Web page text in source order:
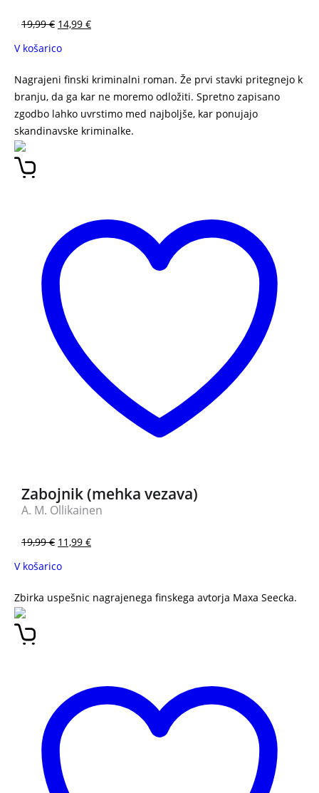
19,99€ 14,99 €
V košarico
Nagrajeni finski kriminalni roman. Že prvi stavki pritegnejo k
branju, da ga kar ne moremo odložiti. Spretno zapisano
zgodbo lahko uvrstimo med najboljše, kar ponujajo
skandinavske kriminalke.
Zabojnik (mehka vezava)
A. M. Ollikainen
19,99€ 11,99 €
V košarico
Zbirka uspešnic nagrajenega finskega avtorja Maxa Seecka.